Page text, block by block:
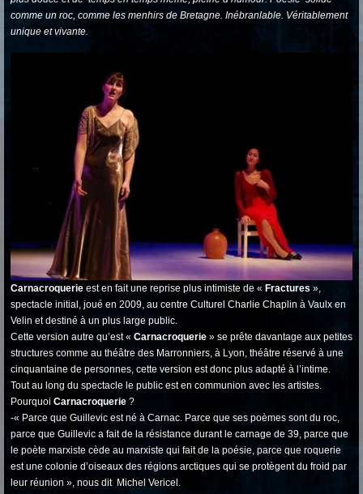
comme un roc, comme les menhirs de Bretagne. Inébranlable. Véritablement
unique et vivante.
Carnacroquerie est en fait une reprise plus intimiste de « Fractures »,
spectacle initial, joué en 2009, au centre Culturel Charlie Chaplin à Vaulx en
Velin et destiné à un plus large public.
Cette version autre qu’est « Carnacroquerie » se prête davantage aux petites
structures comme au théâtre des Marronniers, à Lyon, théâtre réservé à une
cinquantaine de personnes, cette version est donc plus adapté à l’intime.
Tout au long du spectacle le public est en communion avec les artistes.
Pourquoi Carnacroquerie ?
-« Parce que Guillevic est né à Carnac. Parce que ses poèmes sont du roc,
parce que Guillevic a fait de la résistance durant le carnage de 39, parce que
le poète marxiste cède au marxiste qui fait de la poésie, parce que roquerie
est une colonie d’oiseaux des régions arctiques qui se protègent du froid par
leur réunion », nous dit Michel Vericel.